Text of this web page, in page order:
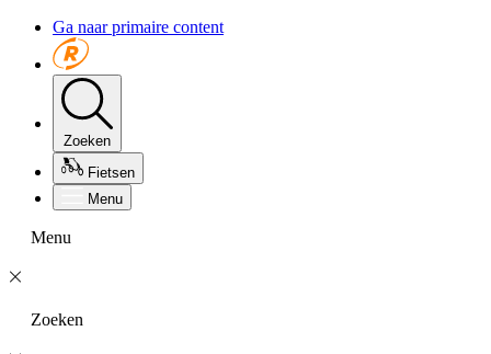
Ga naar primaire content
Zoeken
Fietsen
Menu
Menu
Zoeken